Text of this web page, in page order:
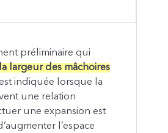
préliminaire qui
largeur des mâchoires
est indiquée lorsque la
une relation
une expansion est
l’espace